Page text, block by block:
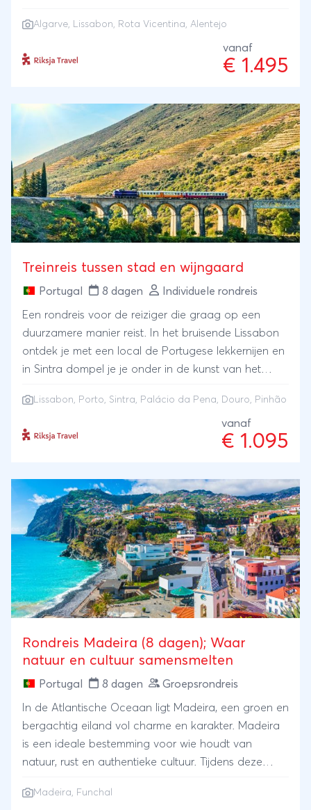
Rota Vicentina, gaat kajakken onder de sterren in
Alentejo en bezoekt drie heel verschillende delen
van Algarve. Je struint door de straten van een
kliffenkust en sluit af met languit liggen op brede
Algarve, Lissabon, Rota Vicentina, Alentejo
vanaf
€ 1.495
Treinreis tussen stad en wijngaard
Portugal 8 dagen Individuele rondreis
Een rondreis voor de reiziger die graag op een
duurzamere manier reist. In het bruisende Lissabon
ontdek je met een local de Portugese lekkernijen en
in Sintra dompel je je onder in de kunst van het
portproeverij niet worden overgeslagen, waarna je
de rondreis afsluit met een boottocht over de Douro
en een verblijf in een wijnhuis bij het wijnstadje
Lissabon, Porto, Sintra, Palácio da Pena, Douro, Pinhão
vanaf
€ 1.095
Rondreis Madeira (8 dagen); Waar
natuur en cultuur samensmelten
Portugal 8 dagen Groepsrondreis
In de Atlantische Oceaan ligt Madeira, een groen en
bergachtig eiland vol charme en karakter. Madeira
is een ideale bestemming voor wie houdt van
natuur, rust en authentieke cultuur. Tijdens deze
indrukwekkende uitzichtpunten, sfeervolle dorpjes en
Madeira, Funchal